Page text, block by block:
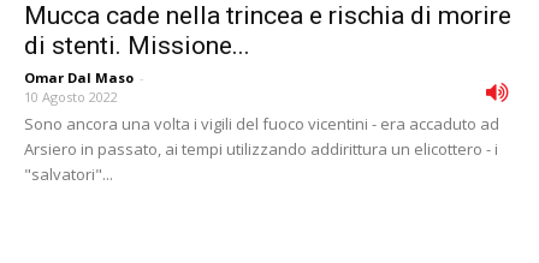
Mucca cade nella trincea e rischia di morire
di stenti. Missione...
Omar Dal Maso -
10 Agosto 2022
Sono ancora una volta i vigili del fuoco vicentini - era accaduto ad
Arsiero in passato, ai tempi utilizzando addirittura un elicottero - i
"salvatori"...